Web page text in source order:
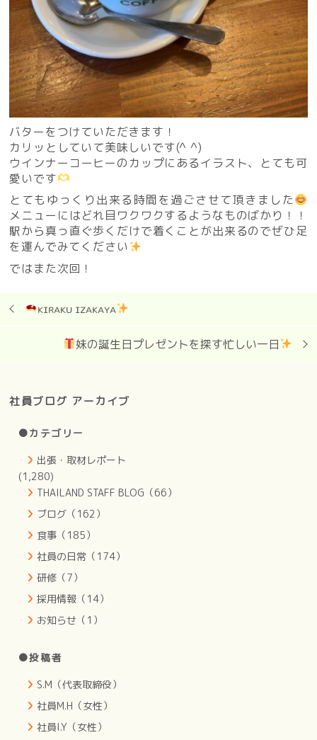
バターをつけていただきます！
カリッとしていて美味しいです(^ ^)
ウインナーコーヒーのカップにあるイラスト、とても可
愛いです
とてもゆっくり出来る時間を過ごさせて頂きました
メニューにはどれ目ワクワクするようなものばかり！！
駅から真っ直ぐ歩くだけで着くことが出来るのでぜひ足
を運んでみてください
ではまた次回！
ᴋɪʀᴀᴋᴜ ɪᴢᴀᴋᴀʏᴀ
妹の誕生日プレゼントを探す忙しい一日
社員ブログ アーカイブ
●カテゴリー
出張・取材レポート
(1,280)
THAILAND STAFF BLOG（66）
ブログ（162）
食事（185）
社員の日常（174）
研修（7）
採用情報（14）
お知らせ（1）
●投稿者
S.M（代表取締役）
社員M.H（女性）
社員I.Y（女性）